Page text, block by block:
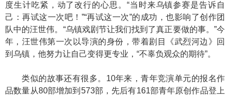
度生计吃紧，动了改行的心思。“当时来乌镇参赛是告诉自
己：再试这一次吧！”“再试这一次”的成功，也影响了创作团
队中的汪世伟。“乌镇戏剧节让我们找到了真正要做的事。”今
年，汪世伟第一次以导演的身份，带着剧目《武烈河边》回
到乌镇，他努力让自己变得更专业，“不辜负观众的期待”。
类似的故事还有很多。10年来，青年竞演单元的报名作
品数量从80部增加到573部，先后有161部青年原创作品登上